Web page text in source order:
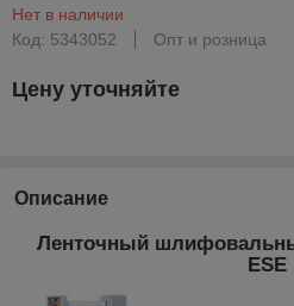
Нет в наличии
Код: 5343052
Опт и розница
Цену уточняйте
Описание
Ленточный
ESE​